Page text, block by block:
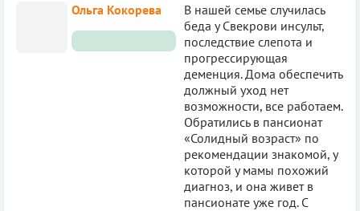
Ольга Кокорева
В нашей семье случилась
беда у Свекрови инсульт,
последствие слепота и
прогрессирующая
деменция. Дома обеспечить
должный уход нет
возможности, все работаем.
Обратились в пансионат
«Солидный возраст» по
рекомендации знакомой, у
которой у мамы похожий
диагноз, и она живет в
пансионате уже год. С